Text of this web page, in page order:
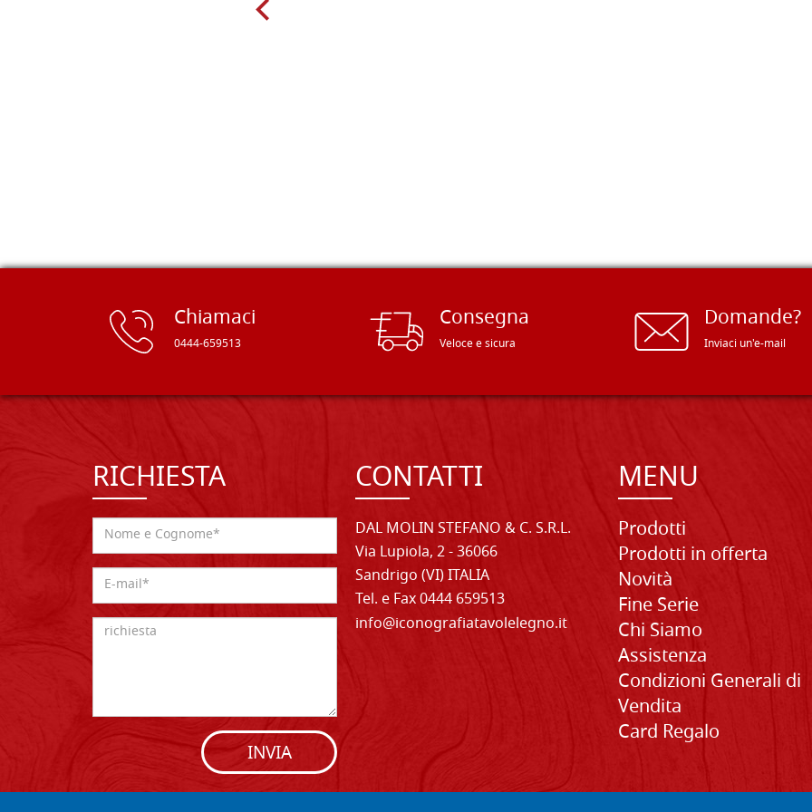
Chiamaci
0444-659513
Consegna
Veloce e sicura
Domande?
Inviaci un'e-mail
RICHIESTA
INVIA
CONTATTI
DAL MOLIN STEFANO & C. S.R.L.
Via Lupiola, 2 - 36066
Sandrigo (VI) ITALIA
Tel. e Fax 0444 659513
info@iconografiatavolelegno.it
MENU
Prodotti
Prodotti in offerta
Novità
Fine Serie
Chi Siamo
Assistenza
Condizioni Generali di
Vendita
Card Regalo